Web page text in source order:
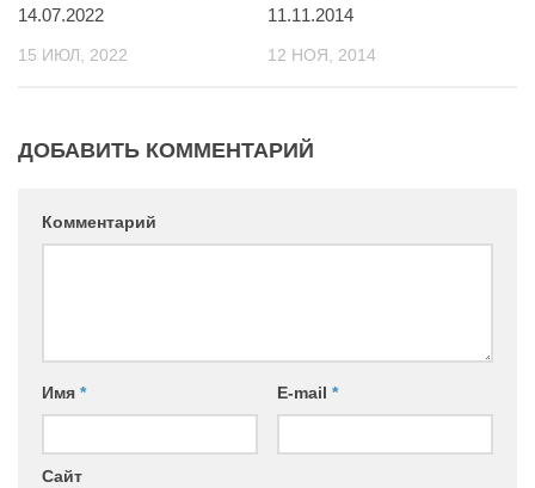
14.07.2022
15 ИЮЛ, 2022
11.11.2014
12 НОЯ, 2014
ДОБАВИТЬ КОММЕНТАРИЙ
Комментарий
Имя * E-mail *
Сайт